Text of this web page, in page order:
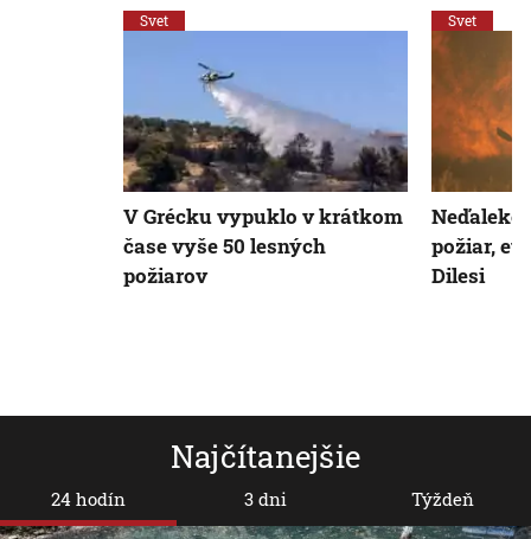
Najčítanejšie
24 hodín 3 dni Týždeň
Svet
V Grécku vypuklo v krátkom
čase vyše 50 lesných
požiarov
Svet
požiar,
Dilesi